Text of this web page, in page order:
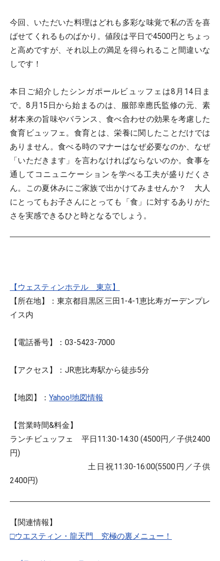
今回、いただいた料理はどれも多彩な味覚で私の舌を喜
ばせてくれるものばかり。値段は平日で4500円とちょっ
と高めですが、それ以上の満足を得られること間違いな
しです！
本日ご紹介したシンガポールビュッフェは8月14日ま
で。8月15日から始まるのは、服部幸應氏監修の元、素
材本来の旨味やバランス、食べ合わせの効果を考慮した
食育ビュッフェ。食育とは、栄養に関したことだけでは
ありません。食べる時のマナーはなぜ必要なのか、なぜ
「いただきます」を言わなければならないのか。食事を
通してコニュニケーションを学べる工夫が盛りだくさ
ん。この夏休みにご家族で出かけてみませんか？ 大人
にとってもお子さんにとっても「食」に対するありがた
さを実感できるひと時となるでしょう。
【ウェスティンホテル 東京】
【所在地】：東京都目黒区三田1-4-1恵比寿ガーデンプレ
イス内
【電話番号】：03-5423-7000
【アクセス】：JR恵比寿駅から徒歩5分
【地図】： Yahoo!地図情報
【営業時間&料金】
ランチビュッフェ 平日11:30-14:30 (4500円／子供2400
円)
土日祝11:30-16:00(5500円／子供
2400円)
【関連情報】
□ウエスティン・龍天門 究極の裏メニュー！